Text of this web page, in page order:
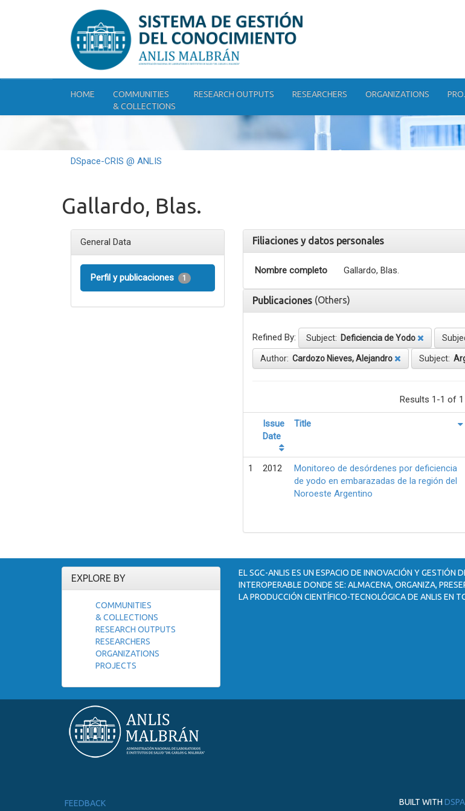
HOME
COMMUNITIES
& COLLECTIONS
RESEARCH OUTPUTS RESEARCHERS ORGANIZATIONS
DSpace-CRIS @ ANLIS
Gallardo, Blas.
General Data
Perfil y publicaciones 1
Filiaciones y datos personales
Nombre completo Gallardo, Blas.
Publicaciones (Others)
Refined By: Subject: Deficiencia de Yodo
Author: Cardozo Nieves, Alejandro Subject:
Results 1-1 of
Issue
Date
Title
1 2012
Monitoreo de desórdenes por deficiencia
de yodo en embarazadas de la región del
Noroeste Argentino
EXPLORE BY
COMMUNITIES
& COLLECTIONS
RESEARCH OUTPUTS
RESEARCHERS
ORGANIZATIONS
PROJECTS
EL SGC-ANLIS ES UN ESPACIO DE INNOVACIÓN Y
INTEROPERABLE DONDE SE: ALMACENA, ORGANIZA,
LA PRODUCCIÓN CIENTÍFICO-TECNOLÓGICA DE ANLIS EN
FEEDBACK BUILT WITH